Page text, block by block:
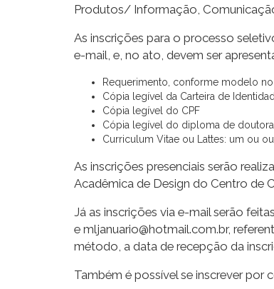
Produtos/ Informação,
As inscrições para o processo
e-mail, e, no ato, devem ser
Requerimento, conforme modelo no
Cópia legível da Carteira de
Cópia legível do CPF
Cópia legível do diploma de
Curriculum Vitae ou Lattes: um ou
As inscrições presenciais serão
Acadêmica de Design do Centro de
Já as inscrições via e-mail serão
e mljanuario@hotmail.com.br,
método, a data de recepção da
Também é possível se inscrever por